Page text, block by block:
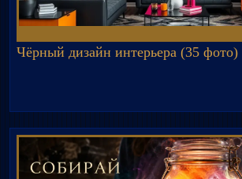
Чёрный дизайн интерьера (35 фото)